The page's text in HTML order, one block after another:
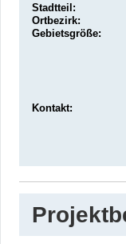
Stadtteil:
Ortbezirk:
Gebietsgröße:
Kontakt: